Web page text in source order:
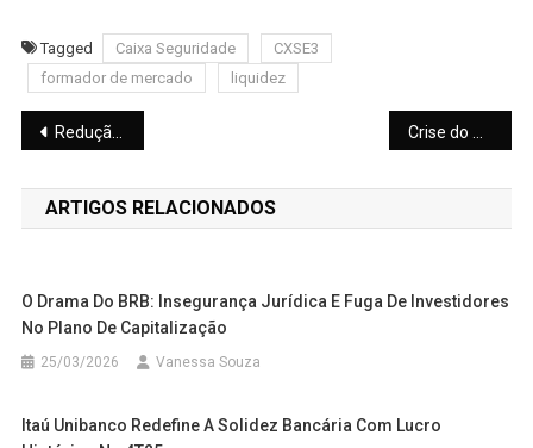
Tagged Caixa Seguridade
CXSE3
formador de mercado
liquidez
Navegação
de
Post
Redução do ICMS sobre Diesel: Rio de Janeiro e Rondônia Rejeitam Proposta Crise do Gás: Por que o preço do botijão explodiu e ameaça o programa Gás do Povo
ARTIGOS RELACIONADOS
O Drama Do BRB: Insegurança Jurídica E Fuga De Investidores
No Plano De Capitalização
25/03/2026 Vanessa Souza
Itaú Unibanco Redefine A Solidez Bancária Com Lucro